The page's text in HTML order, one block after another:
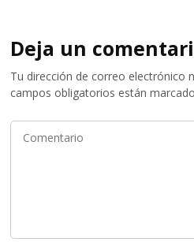
Deja un
Tu dirección de correo electrónico
campos obligatorios están